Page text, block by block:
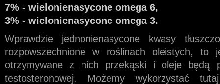
7% - wielonienasycone omega 6,
3% - wielonienasycone omega 3.
Wprawdzie jednonienasycone kwasy
rozpowszechnione w roślinach oleistych, to
otrzymywane z nich przekąski i oleje będą
testosteronowej. Możemy wykorzystać